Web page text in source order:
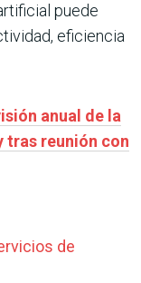
puede
eficiencia
anual de la
tras reunión con
de